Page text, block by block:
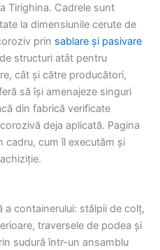
Tirighina. Cadrele sunt
la dimensiunile cerute de
prin sablare și pasivare
structuri atât pentru
cât și către producători,
să își amenajeze singuri
din fabrică verificate
deja aplicată. Pagina
cadru, cum îl executăm și
containerului: stâlpii de colț,
traversele de podea și
sudură într-un ansamblu